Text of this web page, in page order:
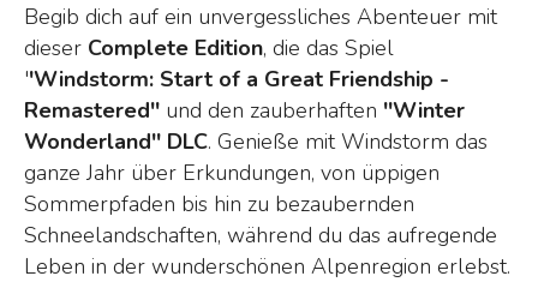
Begib dich auf ein unvergessliches Abenteuer mit
dieser Complete Edition, die das Spiel
''Windstorm: Start of a Great Friendship -
Remastered'' und den zauberhaften ''Winter
Wonderland'' DLC. Genieße mit Windstorm das
ganze Jahr über Erkundungen, von üppigen
Sommerpfaden bis hin zu bezaubernden
Schneelandschaften, während du das aufregende
Leben in der wunderschönen Alpenregion erlebst.